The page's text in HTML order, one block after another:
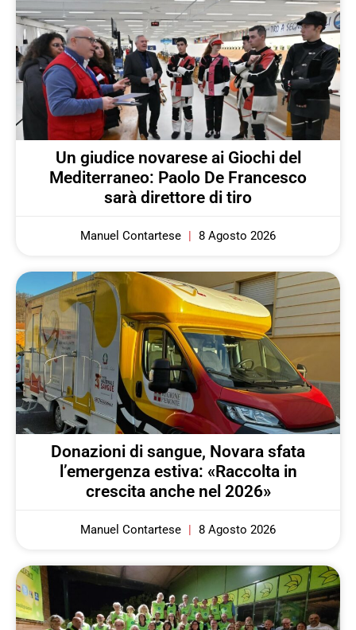
Un giudice novarese ai Giochi del
Mediterraneo: Paolo De Francesco
sarà direttore di tiro
Manuel Contartese 8 Agosto 2026
Donazioni di sangue, Novara sfata
l’emergenza estiva: «Raccolta in
crescita anche nel 2026»
Manuel Contartese 8 Agosto 2026